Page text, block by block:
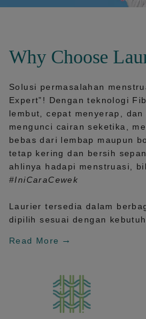
Why Choose
Solusi permasalahan
Expert”! Dengan teknologi
lembut, cepat menyerap,
mengunci cairan seketika,
bebas dari lembap maupun
tetap kering dan bersih
ahlinya hadapi menstruasi,
#IniCaraCewek
Laurier tersedia dalam
dipilih sesuai dengan
Read More